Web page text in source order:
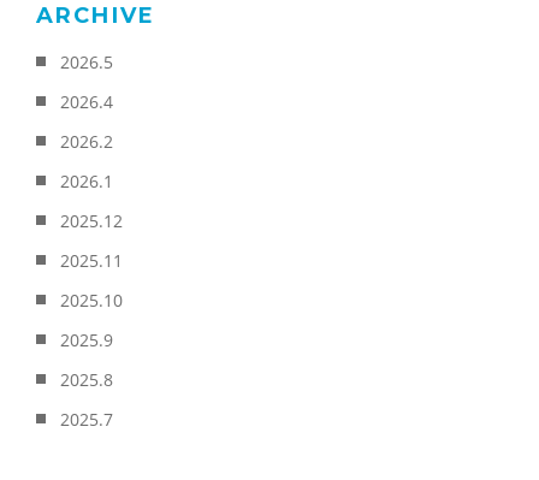
ARCHIVE
2026.5
2026.4
2026.2
2026.1
2025.12
2025.11
2025.10
2025.9
2025.8
2025.7